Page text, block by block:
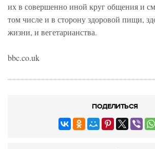
их в совершенно иной круг общения и
том числе и в сторону здоровой пищи,
жизни, и вегетарианства.
bbc.co.uk
ПОДЕЛИТЬСЯ